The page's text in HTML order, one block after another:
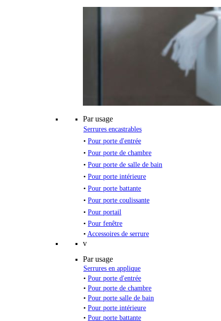
Par usage
Serrures encastrables
• Pour porte d'entrée
• Pour porte de chambre
• Pour porte de salle de bain
• Pour porte intérieure
• Pour porte battante
• Pour porte coulissante
• Pour portail
• Pour fenêtre
• Accessoires de serrure
v
Par usage
Serrures en applique
• Pour porte d'entrée
• Pour porte de chambre
• Pour porte salle de bain
• Pour porte intérieure
• Pour porte battante